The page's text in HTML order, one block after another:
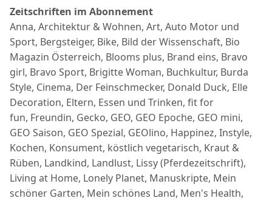
Zeitschriften im Abonnement
Anna, Architektur & Wohnen, Art, Auto Motor und
Sport, Bergsteiger, Bike, Bild der Wissenschaft, Bio
Magazin Österreich, Blooms plus, Brand eins, Bravo
girl, Bravo Sport, Brigitte Woman, Buchkultur, Burda
Style, Cinema, Der Feinschmecker, Donald Duck, Elle
Decoration, Eltern, Essen und Trinken, fit for
fun, Freundin, Gecko, GEO, GEO Epoche, GEO mini,
GEO Saison, GEO Spezial, GEOlino, Happinez, Instyle,
Kochen, Konsument, köstlich vegetarisch, Kraut &
Rüben, Landkind, Landlust, Lissy (Pferdezeitschrift),
Living at Home, Lonely Planet, Manuskripte, Mein
schöner Garten, Mein schönes Land, Men's Health,